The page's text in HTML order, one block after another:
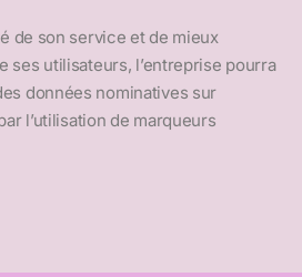
de son service et de mieux
ses utilisateurs, l’entreprise pourra
données nominatives sur
l’utilisation de marqueurs